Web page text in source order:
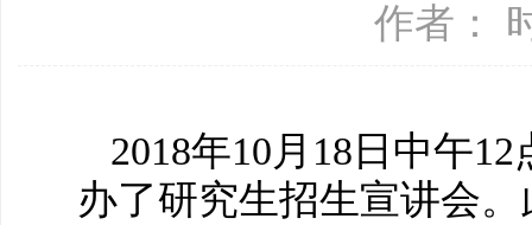
作者：
2018年10月18日中午
办了研究生招生宣讲会